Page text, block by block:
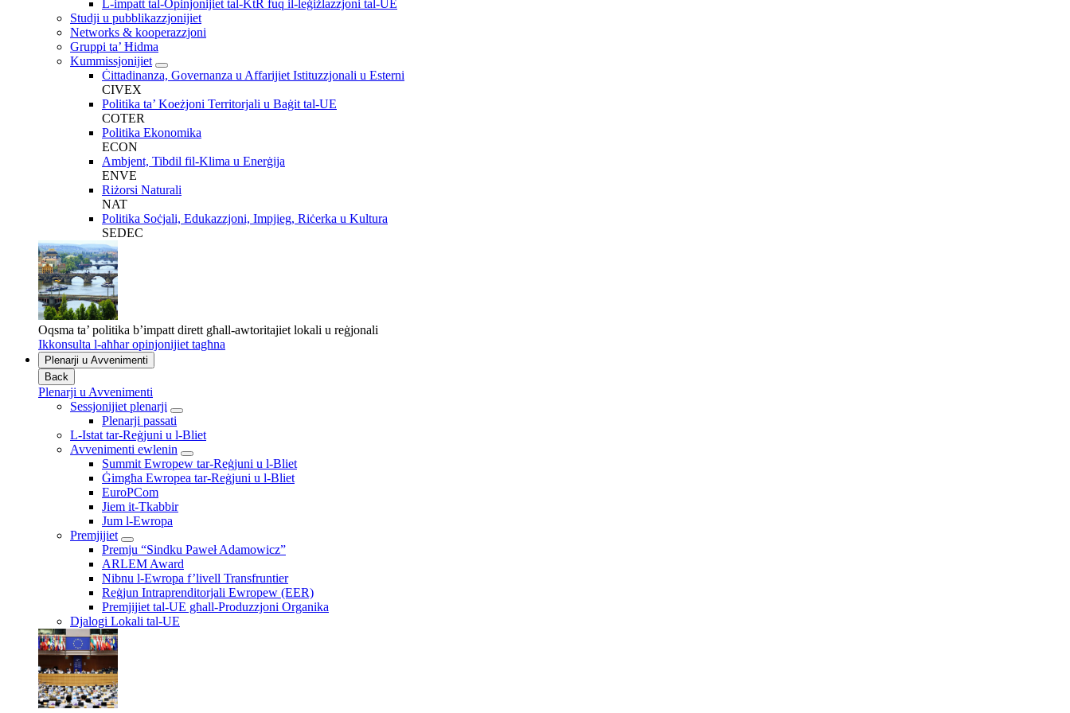
L-impatt tal-Opinjonijiet tal-KtR fuq il-leġiżlazzjoni tal-UE
Studji u pubblikazzjonijiet
Networks & kooperazzjoni
Gruppi ta’ Ħidma
Kummissjonijiet
Ċittadinanza, Governanza u Affarijiet Istituzzjonali u Esterni
CIVEX
Politika ta’ Koeżjoni Territorjali u Baġit tal-UE
COTER
Politika Ekonomika
ECON
Ambjent, Tibdil fil-Klima u Enerġija
ENVE
Riżorsi Naturali
NAT
Politika Soċjali, Edukazzjoni, Impjieg, Riċerka u Kultura
SEDEC
Oqsma ta’ politika b’impatt dirett għall-awtoritajiet lokali u reġjonali
Ikkonsulta l-aħħar opinjonijiet tagħna
Plenarji u Avvenimenti
Back
Plenarji u Avvenimenti
Sessjonijiet plenarji
Plenarji passati
L-Istat tar-Reġjuni u l-Bliet
Avvenimenti ewlenin
Summit Ewropew tar-Reġjuni u l-Bliet
Ġimgħa Ewropea tar-Reġjuni u l-Bliet
EuroPCom
Jiem it-Tkabbir
Jum l-Ewropa
Premjijiet
Premju “Sindku Paweł Adamowicz”
ARLEM Award
Nibnu l-Ewropa f’livell Transfruntier
Reġjun Intraprenditorjali Ewropew (EER)
Premjijiet tal-UE għall-Produzzjoni Organika
Djalogi Lokali tal-UE